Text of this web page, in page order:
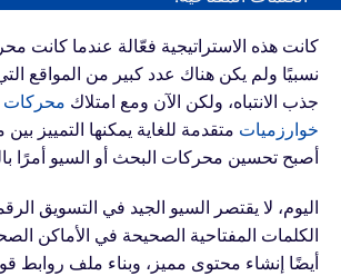
كانت هذه الاستراتيجية فعّالة عندما كانت
نسبيًا ولم يكن هناك عدد كبير من المواقع
جذب الانتباه، ولكن الآن ومع امتلاك محركات
خوارزميات متقدمة للغاية يمكنها التمييز بين
أصبح تحسين محركات البحث أو السيو أمرًا
اليوم، لا يقتصر السيو الجيد في التسويق
الكلمات المفتاحية الصحيحة في الأماكن
أيضًا إنشاء محتوى مميز، وبناء ملف روابط